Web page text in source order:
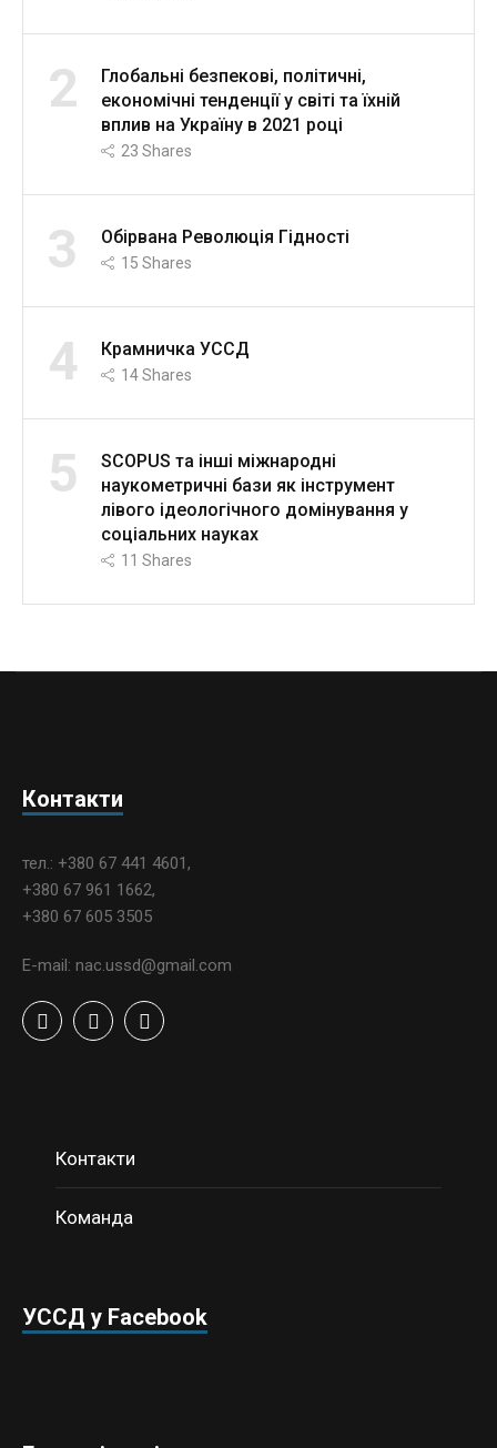
2
Глобальні безпекові, політичні,
економічні тенденції у світі та їхній
вплив на Україну в 2021 році
23 Shares
3 Обірвана Революція Гідності
15 Shares
4 Крамничка УССД
14Shares
5
SCOPUS та інші міжнародні
наукометричні бази як інструмент
лівого ідеологічного домінування у
соціальних науках
11 Shares
Контакти
тел.: +380 67 441 4601,
+380 67 961 1662,
+380 67 605 3505
E-mail: nac.ussd@gmail.com
Контакти
Команда
УССД у Facebook